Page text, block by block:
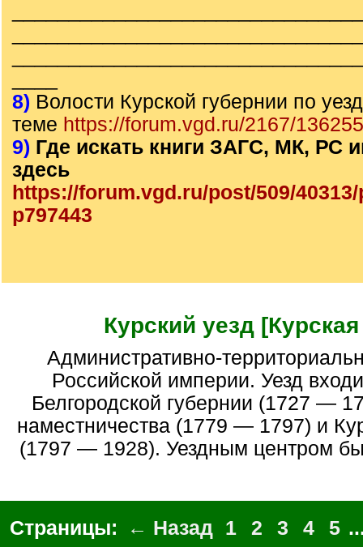
8) Волости Курской губернии по
теме https://forum.vgd.ru/2167/
9) Где искать книги ЗАГС, МК, РС
здесь
https://forum.vgd.ru/post/509/
p797443
Курский уезд [Курская
Административно-территориальная единица
Российской империи. Уезд
Белгородской губернии (1727 —
наместничества (1779 — 1797) и
(1797 — 1928). Уездным центром
Страницы: ← Назад 1 2 3 4 5